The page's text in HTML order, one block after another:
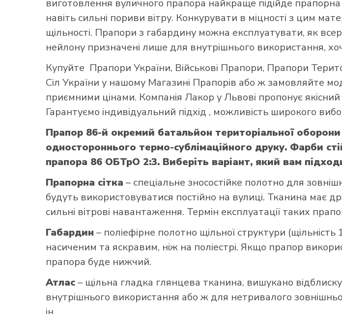
виготовлення вуличного прапора найкраще підійде прапорна
навіть сильні пориви вітру. Конкурувати в міцності з цим
щільності. Прапори з габардину можна експлуатувати, як
нейлону призначені лише для внутрішнього використання,
Купуйте Прапори України, Військові Прапори, Прапори
Сіл України у нашому Магазині Прапорів або ж замовляйте
приємними цінами. Компанія Лакор у Львові пропонує
Гарантуємо індивідуальний підхід , можливість широкого
Прапор 86-й окремий батальйон територіальної
одностороннього термо-сублімаційного друку. Фарби
прапора 86 ОБТрО 2:3. Виберіть варіант, який вам
Прапорна сітка – спеціальне зносостійке полотно для
будуть використовуватися постійно на вулиці. Тканина має
сильні вітрові навантаження. Термін експлуатації таких
Габардин – поліефірне полотно щільної структури
насиченим та яскравим, ніж на поліестрі. Якщо прапор
прапора буде нижчий.
Атлас– щільна гладка глянцева тканина, вишукано
внутрішнього використання або ж для нетривалого